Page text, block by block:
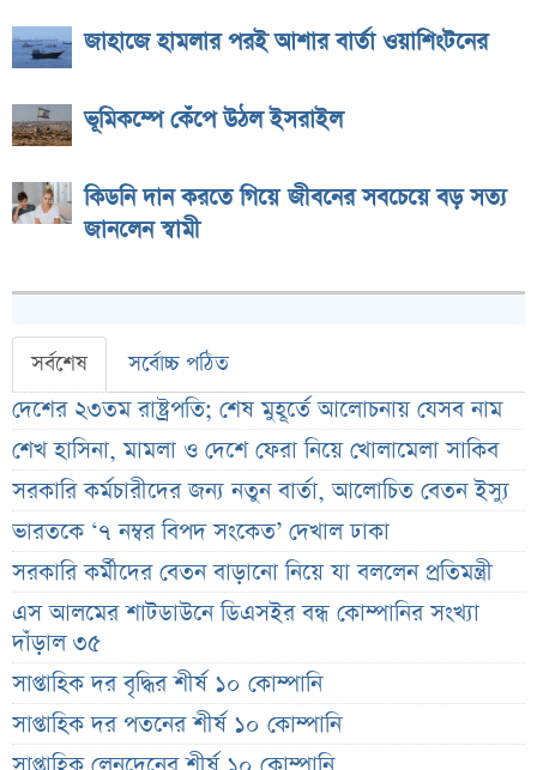
জাহাজে হামলার পরই আশার বার্তা ওয়াশিংটনের
ভূমিকম্পে কেঁপে উঠল ইসরাইল
কিডনি দান করতে গিয়ে জীবনের সবচেয়ে বড় সত্য
জানলেন স্বামী
সর্বশেষ সর্বোচ্চ পঠিত
দেশের ২৩তম রাষ্ট্রপতি; শেষ মুহূর্তে আলোচনায় যেসব নাম
শেখ হাসিনা, মামলা ও দেশে ফেরা নিয়ে খোলামেলা সাকিব
সরকারি কর্মচারীদের জন্য নতুন বার্তা, আলোচিত বেতন ইস্যু
ভারতকে ‘৭ নম্বর বিপদ সংকেত’ দেখাল ঢাকা
সরকারি কর্মীদের বেতন বাড়ানো নিয়ে যা বললেন প্রতিমন্ত্রী
এস আলমের শাটডাউনে ডিএসইর বন্ধ কোম্পানির সংখ্যা
দাঁড়াল ৩৫
সাপ্তাহিক দর বৃদ্ধির শীর্ষ ১০ কোম্পানি
সাপ্তাহিক দর পতনের শীর্ষ ১০ কোম্পানি